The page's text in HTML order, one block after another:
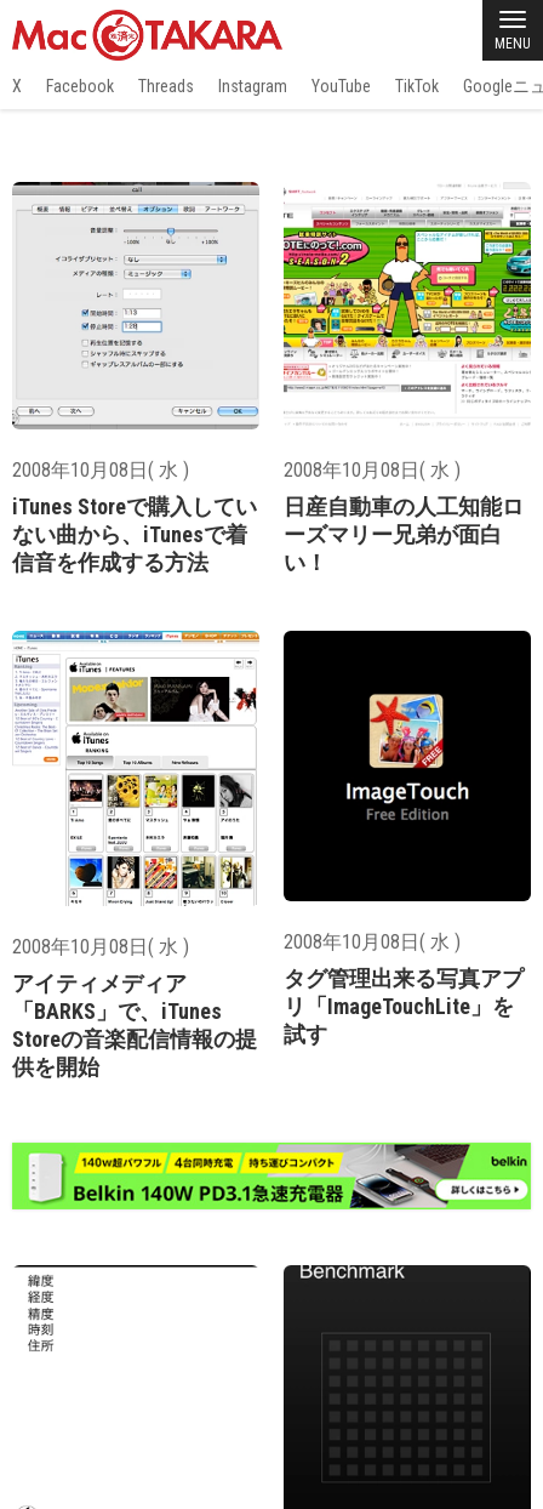
MENU
X Facebook Threads Instagram YouTube TikTok Googleニ
2008年10月08日( 水 )
iTunes Storeで購入してい
ない曲から、iTunesで着
信音を作成する方法
2008年10月08日( 水 )
日産自動車の人工知能ロ
ーズマリー兄弟が面白
い！
2008年10月08日( 水 )
アイティメディア
「BARKS」で、iTunes
Storeの音楽配信情報の提
供を開始
2008年10月08日( 水 )
タグ管理出来る写真アプ
リ「ImageTouchLite」を
試す